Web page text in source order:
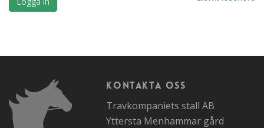
Kontakta oss
Travkompaniets stall AB
Yttersta Menhammar gård